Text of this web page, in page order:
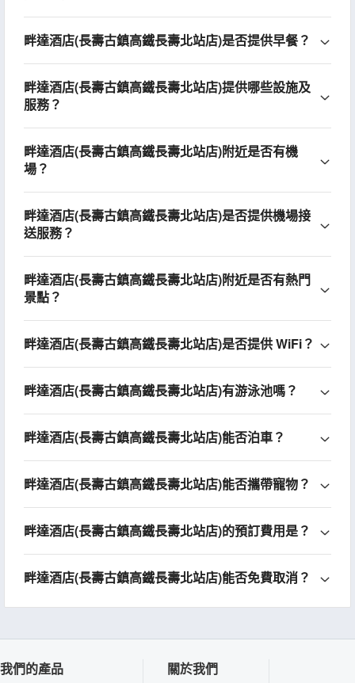
畔達酒店(長壽古鎮高鐵長壽北站店)是否提供早餐？
畔達酒店(長壽古鎮高鐵長壽北站店)提供哪些設施及
服務？
畔達酒店(長壽古鎮高鐵長壽北站店)附近是否有機
場？
畔達酒店(長壽古鎮高鐵長壽北站店)是否提供機場接
送服務？
畔達酒店(長壽古鎮高鐵長壽北站店)附近是否有熱門
景點？
畔達酒店(長壽古鎮高鐵長壽北站店)是否提供 WiFi？
畔達酒店(長壽古鎮高鐵長壽北站店)有游泳池嗎？
畔達酒店(長壽古鎮高鐵長壽北站店)能否泊車？
畔達酒店(長壽古鎮高鐵長壽北站店)能否攜帶寵物？
畔達酒店(長壽古鎮高鐵長壽北站店)的預訂費用是？
畔達酒店(長壽古鎮高鐵長壽北站店)能否免費取消？
我們的產品 關於我們